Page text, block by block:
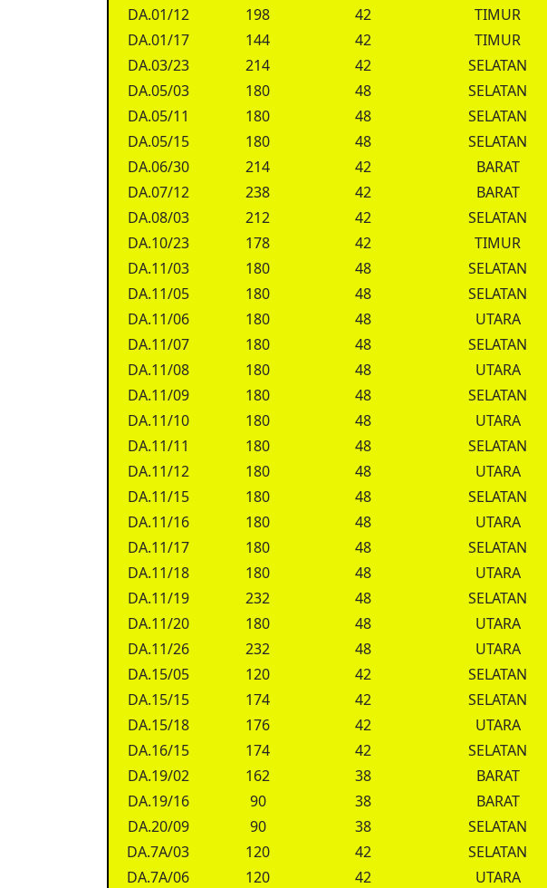
DA.01/12
198 42 TIMUR
DA.01/17
144 42 TIMUR
DA.03/23
214 42 SELATAN
DA.05/03
180 48 SELATAN
DA.05/11
180 48 SELATAN
DA.05/15
180 48 SELATAN
DA.06/30
214 42 BARAT
DA.07/12
238 42 BARAT
DA.08/03
212 42 SELATAN
DA.10/23
178 42 TIMUR
DA.11/03
180 48 SELATAN
DA.11/05
180 48 SELATAN
DA.11/06
180 48 UTARA
DA.11/07
180 48 SELATAN
DA.11/08
180 48 UTARA
DA.11/09
180 48 SELATAN
DA.11/10
180 48 UTARA
DA.11/11
180 48 SELATAN
DA.11/12
180 48 UTARA
DA.11/15
180 48 SELATAN
DA.11/16
180 48 UTARA
DA.11/17
180 48 SELATAN
DA.11/18
180 48 UTARA
DA.11/19
232 48 SELATAN
DA.11/20
180 48 UTARA
DA.11/26
232 48 UTARA
DA.15/05
120 42 SELATAN
DA.15/15
174 42 SELATAN
DA.15/18
176 42 UTARA
DA.16/15
174 42 SELATAN
DA.19/02
162 38 BARAT
DA.19/16
90 38 BARAT
DA.20/09
90 38 SELATAN
DA.7A/03
120 42 SELATAN
DA.7A/06
120 42 UTARA